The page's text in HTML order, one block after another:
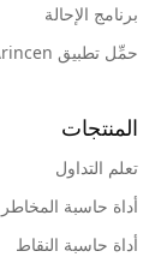
برنامج الإحالة
حمِّل تطبيق Arincen
المنتجات
تعلم التداول
أداة حاسبة المخاطر
أداة حاسبة النقاط